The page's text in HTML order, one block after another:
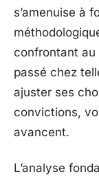
s’amenuise à
confrontant au
passé chez
ajuster ses
convictions,
avancent.
L’analyse